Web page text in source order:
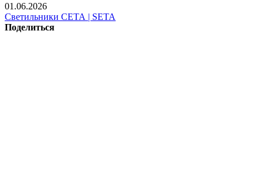
01.06.2026
Светильники СЕТА | SETA
Поделиться